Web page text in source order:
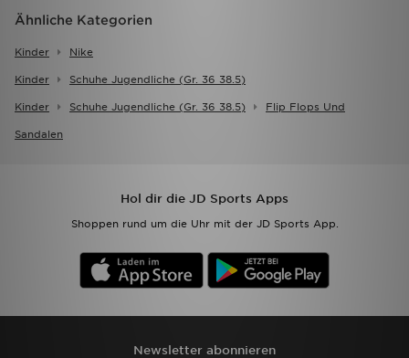
Ähnliche Kategorien
Kinder Nike
Kinder Schuhe Jugendliche (gr. 36 38.5)
Kinder Schuhe Jugendliche (gr. 36 38.5) Flip Flops Und
Sandalen
Hol dir die JD Sports Apps
Shoppen rund um die Uhr mit der JD Sports App.
Newsletter abonnieren